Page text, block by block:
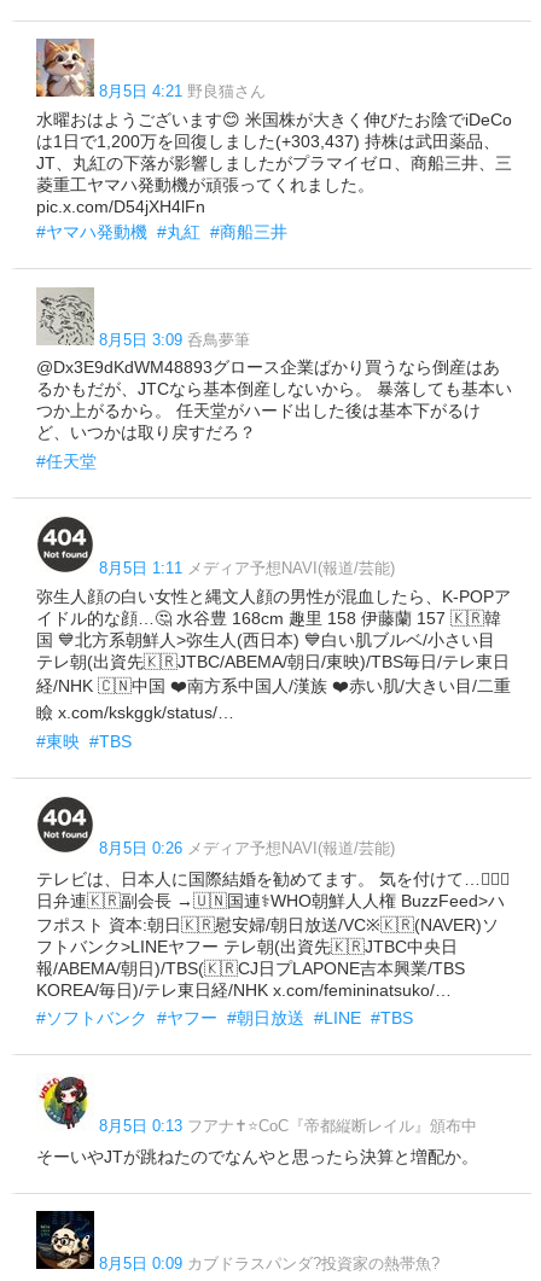
8月5日 4:21 野良猫さん
水曜おはようございます😊 米国株が大きく伸びたお陰でiDeCo
は1日で1,200万を回復しました(+303,437) 持株は武田薬品、
JT、丸紅の下落が影響しましたがプラマイゼロ、商船三井、三
菱重工ヤマハ発動機が頑張ってくれました。
pic.x.com/D54jXH4lFn
#ヤマハ発動機 #丸紅 #商船三井
8月5日 3:09 呑鳥夢筆
@Dx3E9dKdWM48893グロース企業ばかり買うなら倒産はあ
るかもだが、JTCなら基本倒産しないから。 暴落しても基本い
つか上がるから。 任天堂がハード出した後は基本下がるけ
ど、いつかは取り戻すだろ？
#任天堂
8月5日 1:11 メディア予想NAVI(報道/芸能)
弥生人顔の白い女性と縄文人顔の男性が混血したら、K-POPア
イドル的な顔…🤔 水谷豊 168cm 趣里 158 伊藤蘭 157 🇰🇷韓
国 💙北方系朝鮮人>弥生人(西日本) 💙白い肌ブルベ/小さい目
テレ朝(出資先🇰🇷JTBC/ABEMA/朝日/東映)/TBS毎日/テレ東日
経/NHK 🇨🇳中国 ❤️南方系中国人/漢族 ❤️赤い肌/大きい目/二重
瞼 x.com/kskggk/status/…
#東映 #TBS
8月5日 0:26 メディア予想NAVI(報道/芸能)
テレビは、日本人に国際結婚を勧めてます。 気を付けて…🤦🏻‍♀️
日弁連🇰🇷副会長 →🇺🇳国連⚕️WHO朝鮮人人権 BuzzFeed>ハ
フポスト 資本:朝日🇰🇷慰安婦/朝日放送/VC※🇰🇷(NAVER)ソ
フトバンク>LINEヤフー テレ朝(出資先🇰🇷JTBC中央日
報/ABEMA/朝日)/TBS(🇰🇷CJ日プLAPONE吉本興業/TBS
KOREA/毎日)/テレ東日経/NHK x.com/femininatsuko/…
#ソフトバンク
#ヤフー #朝日放送 #LINE #TBS
8月5日 0:13 フアナ✝️⭐️CoC『帝都縦断レイル』頒布中
そーいやJTが跳ねたのでなんやと思ったら決算と増配か。
8月5日 0:09 カブドラスパンダ?投資家の熱帯魚?